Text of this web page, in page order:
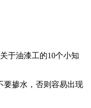
于油漆工的10个小知
要掺水，否则容易出现